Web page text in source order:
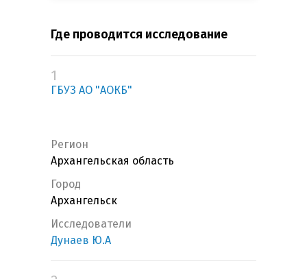
Где проводится исследование
1
ГБУЗ АО "АОКБ"
Регион
Архангельская область
Город
Архангельск
Исследователи
Дунаев Ю.А